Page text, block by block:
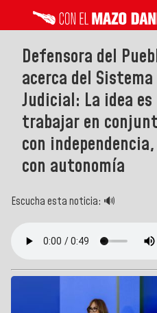
Defensora del
acerca del Sistema
Judicial: La idea es
trabajar en
con independencia,
con autonomía
Escucha esta noticia: 🔊